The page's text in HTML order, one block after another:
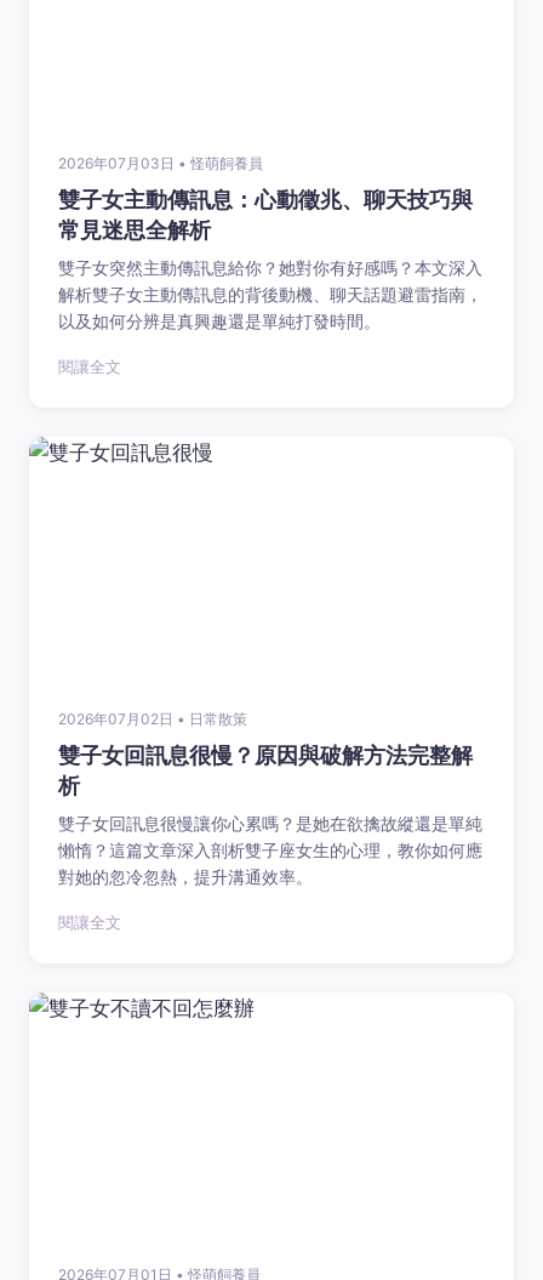
2026年07月03日 • 怪萌飼養員
雙子女主動傳訊息：心動徵兆、聊天技巧與
常見迷思全解析
雙子女突然主動傳訊息給你？她對你有好感嗎？本文深入
解析雙子女主動傳訊息的背後動機、聊天話題避雷指南，
以及如何分辨是真興趣還是單純打發時間。
閱讓全文
2026年07月02日 • 日常散策
雙子女回訊息很慢？原因與破解方法完整解
析
雙子女回訊息很慢讓你心累嗎？是她在欲擒故縱還是單純
懶惰？這篇文章深入剖析雙子座女生的心理，教你如何應
對她的忽冷忽熱，提升溝通效率。
閱讓全文
2026年07月01日 • 怪萌飼養員